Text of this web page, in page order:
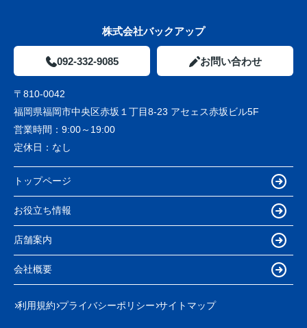
株式会社バックアップ
092-332-9085 お問い合わせ
〒810-0042
福岡県福岡市中央区赤坂１丁目8-23 アセェス赤坂ビル5F
営業時間： 9:00～19:00
定休日： なし
トップページ
お役立ち情報
店舗案内
会社概要
利用規約 プライバシーポリシー サイトマップ